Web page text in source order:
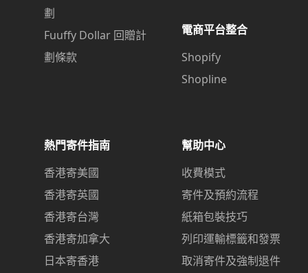
劃
Fuuffy Dollar 回贈計
劃條款
電商平台整合
Shopify
Shopline
熱門寄件指南
香港寄美國
香港寄英國
香港寄台灣
香港寄加拿大
日本寄香港
幫助中心
收費模式
寄件及預約流程
紙箱包裝技巧
列印運輸標籤和發票
取消寄件及強制退件